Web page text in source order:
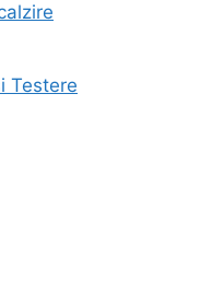
Testere